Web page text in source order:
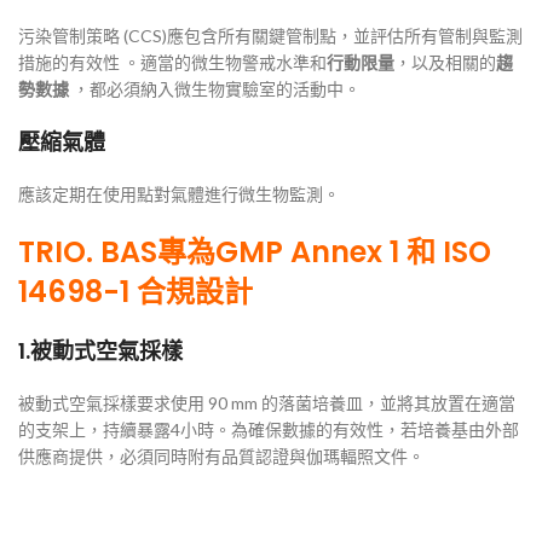
污染管制策略 (CCS)應包含所有關鍵管制點，並評估所有管制與監測
措施的有效性 。適當的微生物警戒水準和行動限量 ，以及相關的趨
勢數據 ，都必須納入微生物實驗室的活動中。
壓縮氣體
應該定期在使用點對氣體進行微生物監測。
TRIO. BAS專為GMP Annex 1 和 ISO
14698-1 合規設計
1.被動式空氣採樣
被動式空氣採樣要求使用 90 mm 的落菌培養皿，並將其放置在適當
的支架上，持續暴露4小時。為確保數據的有效性，若培養基由外部
供應商提供，必須同時附有品質認證與伽瑪輻照文件。